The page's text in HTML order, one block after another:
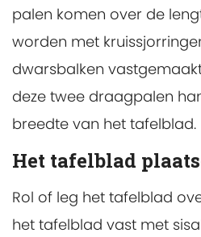
palen komen over de
worden met
dwarsbalken
deze twee draagpalen
breedte van het tafelblad.
Het tafelblad
Rol of leg het tafelblad
het tafelblad vast met